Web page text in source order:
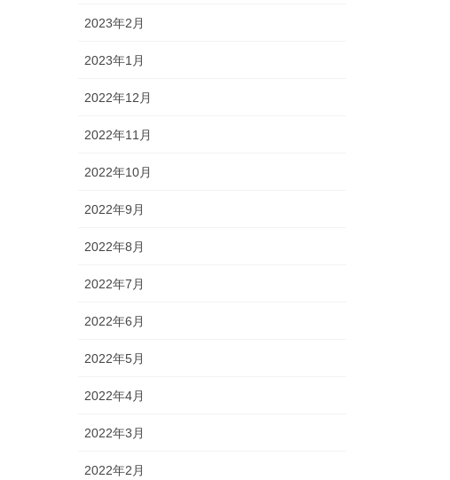
2023年2月
2023年1月
2022年12月
2022年11月
2022年10月
2022年9月
2022年8月
2022年7月
2022年6月
2022年5月
2022年4月
2022年3月
2022年2月